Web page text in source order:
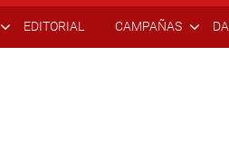
EDITORIAL CAMPAÑAS